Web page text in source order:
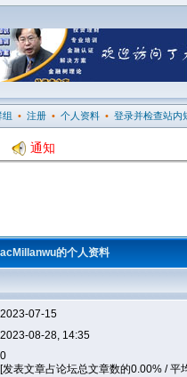
组 • 注册 • 个人资料 • 登录并检查站内
通知
的个人资料
2023-07-15
2023-08-28, 14:35
0
[发表文章占论坛总文章数的0.00% / 平